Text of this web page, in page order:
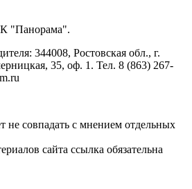
"Панорама".
344008, Ростовская обл., г.
35, оф. 1. Тел. 8 (863) 267-
совпадать с мнением отдельных
сайта ссылка обязательна